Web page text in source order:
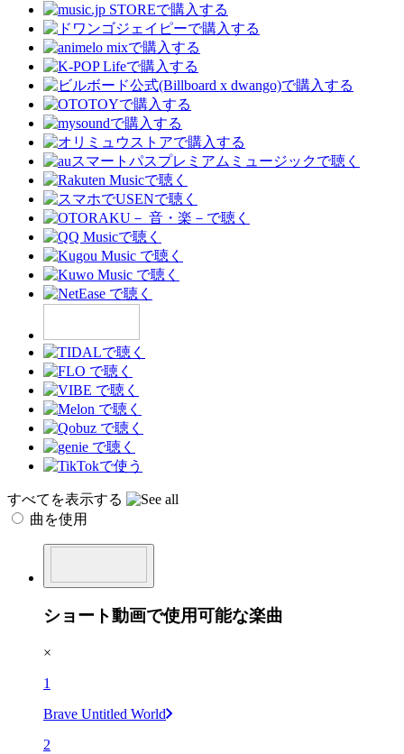
すべてを表示する
曲を使用
ショート動画で使用可能な楽曲
×
1
Brave Untitled World
2